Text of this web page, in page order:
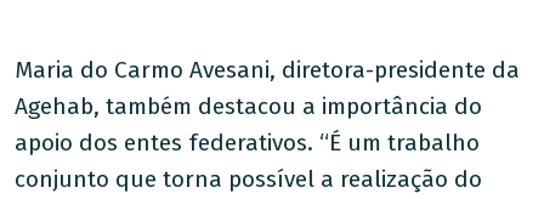
Maria do Carmo Avesani, diretora-presidente da
Agehab, também destacou a importância do
apoio dos entes federativos. “É um trabalho
conjunto que torna possível a realização do